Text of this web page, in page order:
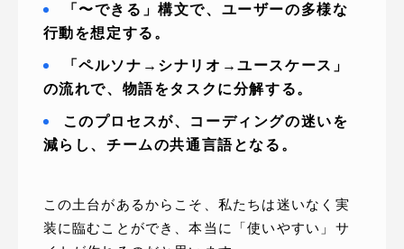
「〜できる」構文で、ユーザーの多様な
行動を想定する。
「ペルソナ→シナリオ→ユースケース」
の流れで、物語をタスクに分解する。
このプロセスが、コーディングの迷いを
減らし、チームの共通言語となる。
この土台があるからこそ、私たちは迷いなく実
装に臨むことができ、本当に「使いやすい」サ